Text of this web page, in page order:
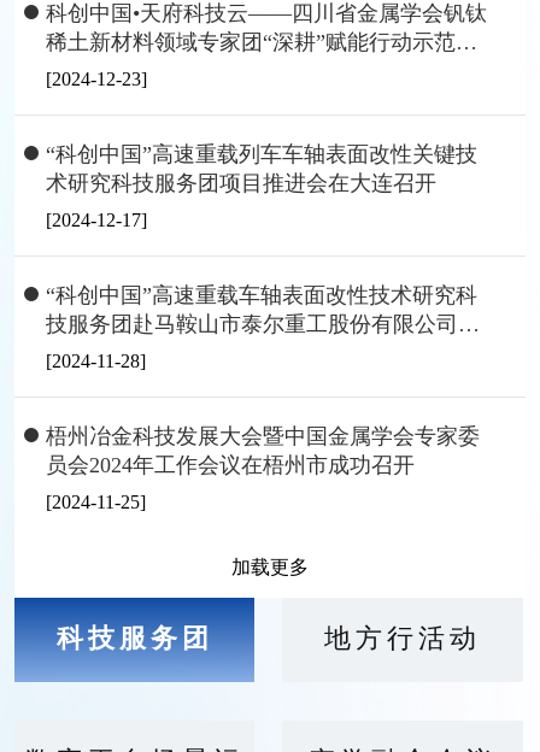
科创中国•天府科技云——四川省金属学会钒钛
稀土新材料领域专家团“深耕”赋能行动示范项
目取得显著成效
[2024-12-23]
“科创中国”高速重载列车车轴表面改性关键技
术研究科技服务团项目推进会在大连召开
[2024-12-17]
“科创中国”高速重载车轴表面改性技术研究科
技服务团赴马鞍山市泰尔重工股份有限公司调
研交流
[2024-11-28]
梧州冶金科技发展大会暨中国金属学会专家委
员会2024年工作会议在梧州市成功召开
[2024-11-25]
加载更多
科技服务团 地方行活动